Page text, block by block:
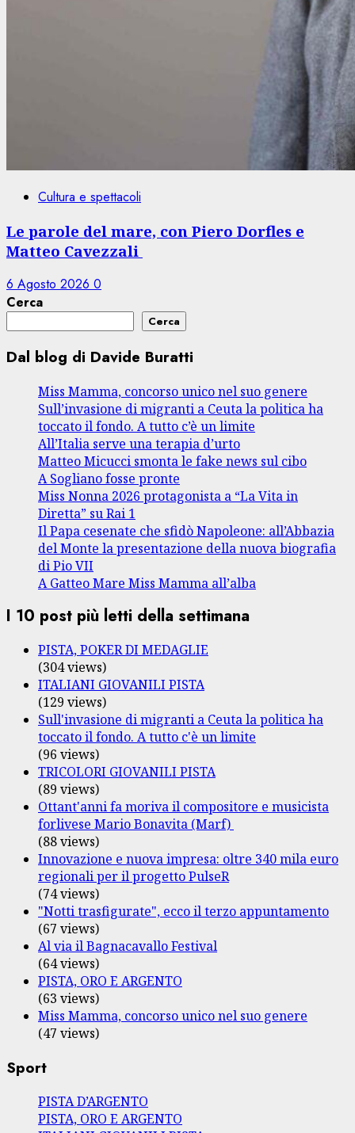
Cultura e spettacoli
Le parole del mare, con Piero Dorfles e
Matteo Cavezzali
6 Agosto 2026 0
Cerca
Cerca
Dal blog di Davide Buratti
Miss Mamma, concorso unico nel suo genere
Sull’invasione di migranti a Ceuta la politica ha
toccato il fondo. A tutto c’è un limite
All’Italia serve una terapia d’urto
Matteo Micucci smonta le fake news sul cibo
A Sogliano fosse pronte
Miss Nonna 2026 protagonista a “La Vita in
Diretta” su Rai 1
Il Papa cesenate che sfidò Napoleone: all’Abbazia
del Monte la presentazione della nuova biografia
di Pio VII
A Gatteo Mare Miss Mamma all’alba
I 10 post più letti della settimana
PISTA, POKER DI MEDAGLIE
(304 views)
ITALIANI GIOVANILI PISTA
(129 views)
Sull'invasione di migranti a Ceuta la politica ha
toccato il fondo. A tutto c'è un limite
(96 views)
TRICOLORI GIOVANILI PISTA
(89 views)
Ottant'anni fa moriva il compositore e musicista
forlivese Mario Bonavita (Marf)
(88 views)
Innovazione e nuova impresa: oltre 340 mila euro
regionali per il progetto PulseR
(74 views)
"Notti trasfigurate", ecco il terzo appuntamento
(67 views)
Al via il Bagnacavallo Festival
(64 views)
PISTA, ORO E ARGENTO
(63 views)
Miss Mamma, concorso unico nel suo genere
(47 views)
Sport
PISTA D’ARGENTO
PISTA, ORO E ARGENTO